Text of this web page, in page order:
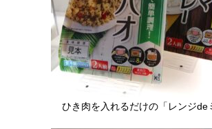
ひき肉を入れるだけの「レンジde